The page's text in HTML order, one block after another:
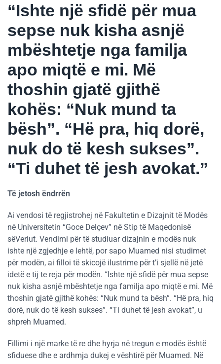
“Ishte një sfidë për mua
sepse nuk kisha asnjë
mbështetje nga familja
apo miqtë e mi. Më
thoshin gjatë gjithë
kohës: “Nuk mund ta
bësh”. “Hë pra, hiq dorë,
nuk do të kesh sukses”.
“Ti duhet të jesh avokat.”
Të jetosh ëndrrën
Ai vendosi të regjistrohej në Fakultetin e Dizajnit të Modës
në Universitetin “Goce Delçev” në Stip të Maqedonisë
sëVeriut. Vendimi për të studiuar dizajnin e modës nuk
ishte një zgjedhje e lehtë, por sapo Muamed nisi studimet
për modën, ai filloi të skicojë ilustrime për t’i sjellë në jetë
idetë e tij te reja për modën. “Ishte një sfidë për mua sepse
nuk kisha asnjë mbështetje nga familja apo miqtë e mi. Më
thoshin gjatë gjithë kohës: “Nuk mund ta bësh”. “Hë pra, hiq
dorë, nuk do të kesh sukses”. “Ti duhet të jesh avokat”, u
shpreh Muamed.
Fillimi i një marke të re dhe hyrja në tregun e modës është
sfiduese dhe e ardhmja dukej e vështirë për Muamed. Në